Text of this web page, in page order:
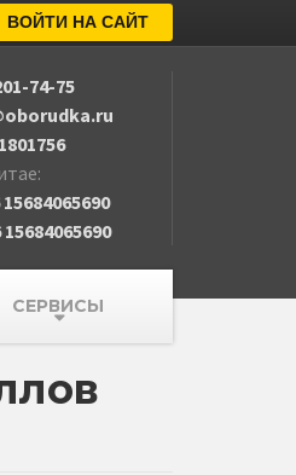
ВОЙТИ НА САЙТ
74-75
15684065690
15684065690
СЕРВИСЫ